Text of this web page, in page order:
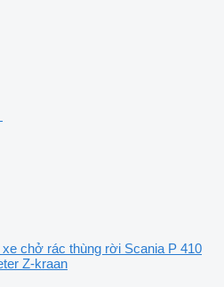
xe chở rác thùng rời Scania P 410
Z-kraan